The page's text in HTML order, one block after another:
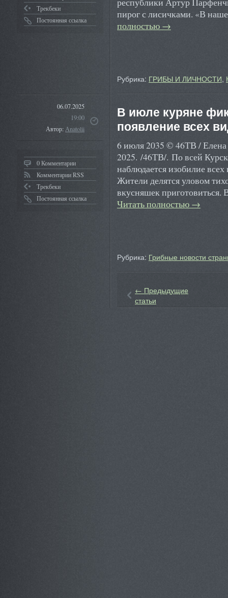
Трекбеки
Постоянная ссылка
пирог с лисичками. «В
полностью →
Рубрика: ГРИБЫ И ЛИЧНОСТИ,
06.07.2025
19:00
Автор:Anatolii
0 Комментарии
Комментарии RSS
Трекбеки
Постоянная ссылка
В июле куряне
появление всех
6 июля 2035 © 46ТВ /
2025. /46ТВ/. По всей
наблюдается изобилие
Жители делятся уловом
вкусняшек
Читать полностью →
Рубрика: Грибные новости
← Предыдущие
статьи